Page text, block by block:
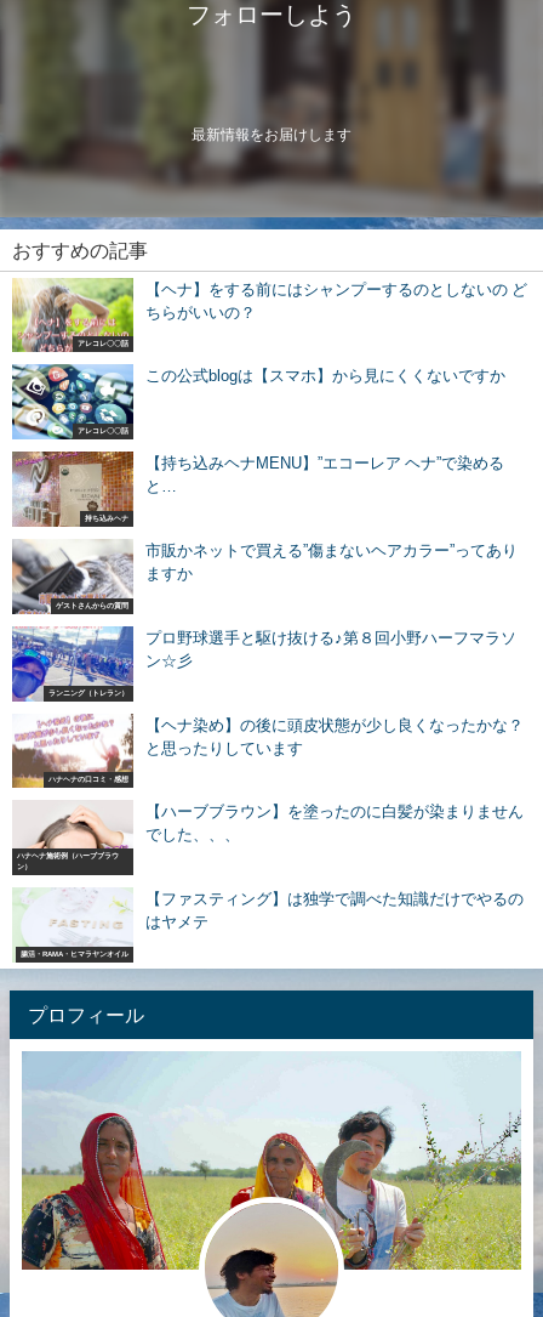
フォローしよう
最新情報をお届けします
おすすめの記事
アレコレ〇〇話
【ヘナ】をする前にはシャンプーするのとしないの ど
ちらがいいの？
アレコレ〇〇話
この公式blogは【スマホ】から見にくくないですか
持ち込みヘナ
【持ち込みヘナMENU】”エコーレア ヘナ”で染める
と…
ゲストさんからの質問
市販かネットで買える”傷まないヘアカラー”ってあり
ますか
ランニング（トレラン）
プロ野球選手と駆け抜ける♪第８回小野ハーフマラソ
ン☆彡
ハナヘナの口コミ・感想
【ヘナ染め】の後に頭皮状態が少し良くなったかな？
と思ったりしています
ハナヘナ施術例（ハーブブラウ
ン）
【ハーブブラウン】を塗ったのに白髪が染まりません
でした、、、
腸活・RAMA・ヒマラヤンオイル
【ファスティング】は独学で調べた知識だけでやるの
はヤメテ
プロフィール